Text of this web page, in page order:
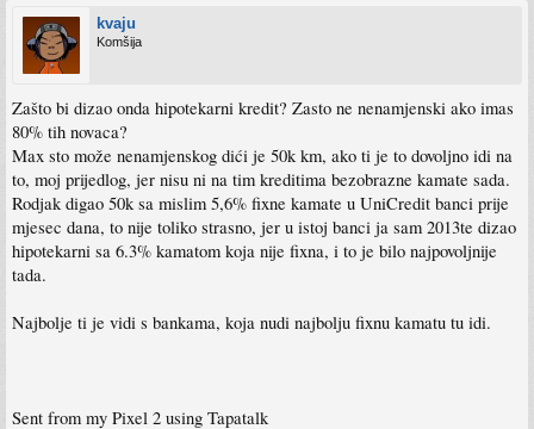
kvaju
Komšija
Zašto bi dizao onda hipotekarni kredit? Zasto ne nenamjenski ako imas
80% tih novaca?
Max sto može nenamjenskog dići je 50k km, ako ti je to dovoljno idi na
to, moj prijedlog, jer nisu ni na tim kreditima bezobrazne kamate sada.
Rodjak digao 50k sa mislim 5,6% fixne kamate u UniCredit banci prije
mjesec dana, to nije toliko strasno, jer u istoj banci ja sam 2013te dizao
hipotekarni sa 6.3% kamatom koja nije fixna, i to je bilo najpovoljnije
tada.
Najbolje ti je vidi s bankama, koja nudi najbolju fixnu kamatu tu idi.
Sent from my Pixel 2 using Tapatalk